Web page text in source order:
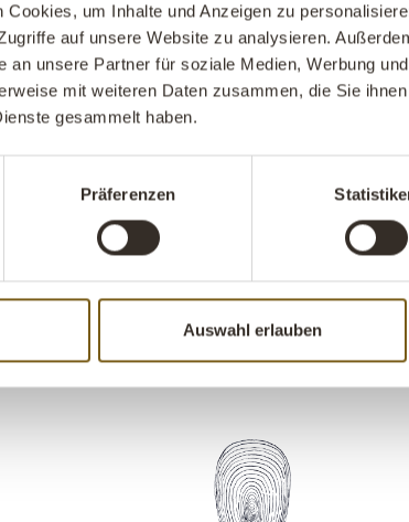
Cookies, um Inhalte und Anzeigen zu
auf unsere Website zu analysieren.
an unsere Partner für soziale Medien, Werbung
mit weiteren Daten zusammen, die Sie
gesammelt haben.
Präferenzen
Auswahl erlauben